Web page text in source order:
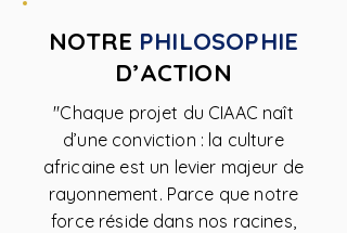
NOTRE PHILOSOPHIE
D’ACTION
"Chaque projet du CIAAC naît
d’une conviction : la culture
africaine est un levier majeur de
rayonnement. Parce que notre
force réside dans nos racines,